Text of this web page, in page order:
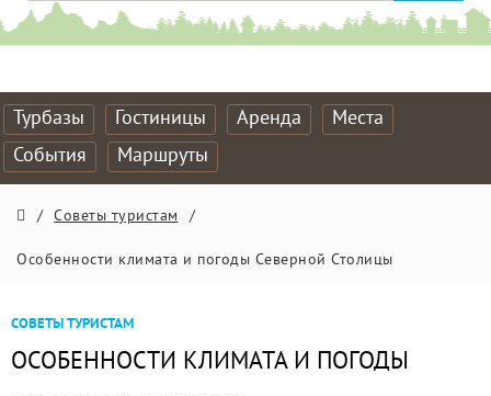
Турбазы Гостиницы Аренда
Места
События
Маршруты
/ Советы туристам /
Особенности климата и погоды Северной Столицы
СОВЕТЫ ТУРИСТАМ
ОСОБЕННОСТИ КЛИМАТА И ПОГОДЫ